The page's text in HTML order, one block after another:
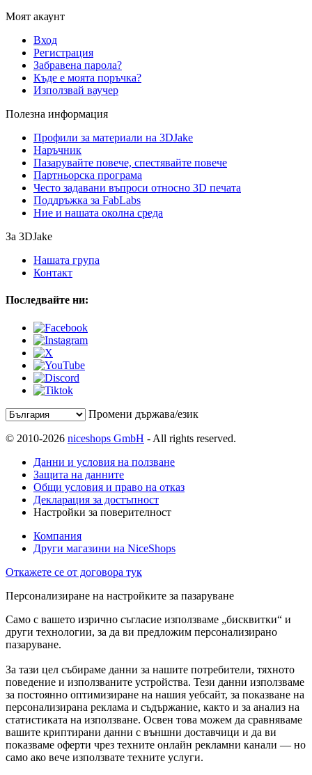
Моят акаунт
Вход
Регистрация
Забравена парола?
Къде е моята поръчка?
Използвай ваучер
Полезна информация
Профили за материали на 3DJake
Наръчник
Пазарувайте повече, спестявайте повече
Партньорска програма
Често задавани въпроси относно 3D печата
Поддръжка за FabLabs
Ние и нашата околна среда
За 3DJake
Нашата група
Контакт
Последвайте ни:
Промени държава/език
© 2010-2026 niceshops GmbH - All rights reserved.
Данни и условия на ползване
Защита на данните
Общи условия и право на отказ
Декларация за достъпност
Настройки за поверителност
Компания
Други магазини на NiceShops
Откажете се от договора тук
Персонализиране на настройките за пазаруване
Само с вашето изрично съгласие използваме „бисквитки“ и
други технологии, за да ви предложим персонализирано
пазаруване.
За тази цел събираме данни за нашите потребители, тяхното
поведение и използваните устройства. Тези данни използваме
за постоянно оптимизиране на нашия уебсайт, за показване на
персонализирана реклама и съдържание, както и за анализ на
статистиката на използване. Освен това можем да сравняваме
вашите криптирани данни с външни доставчици и да ви
показваме оферти чрез техните онлайн рекламни канали — но
само ако вече използвате техните услуги.